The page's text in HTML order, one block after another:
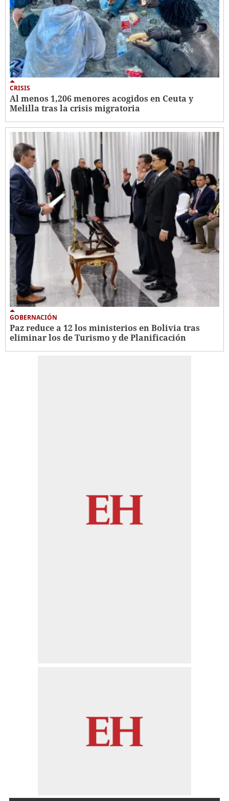
CRISIS
Al menos 1,206 menores acogidos en Ceuta y
Melilla tras la crisis migratoria
GOBERNACIÓN
Paz reduce a 12 los ministerios en Bolivia tras
eliminar los de Turismo y de Planificación